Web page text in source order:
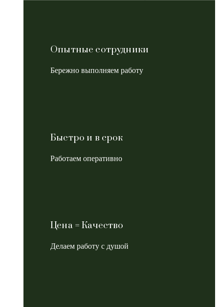
Опытные сотрудники
Бережно выполняем работу
Быстро и в срок
Работаем оперативно
Цена = Качество
Делаем работу с душой